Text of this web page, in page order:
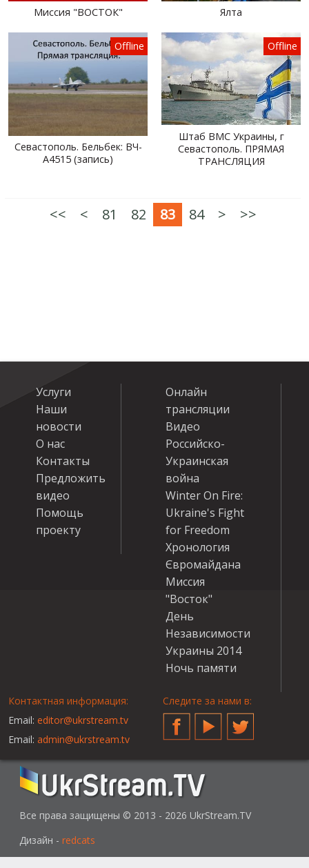
Миссия "ВОСТОК" Ялта
Offline
Севастополь. Бельбек: ВЧ-
А4515 (запись)
Offline
Штаб ВМС Украины, г
Севастополь. ПРЯМАЯ
ТРАНСЛЯЦИЯ
<< < 81 82 83 84 > >>
Услуги
Наши
новости
О нас
Контакты
Предложить
видео
Помощь
проекту
Онлайн
трансляции
Видео
Российско-
Украинская
война
Winter On Fire:
Ukraine's Fight
for Freedom
Хронология
Євромайдана
Миссия
"Восток"
День
Независимости
Украины 2014
Ночь памяти
Контактная информация:
Email: editor@ukrstream.tv
Email: admin@ukrstream.tv
Следите за нами в:
FacebookYouTubeTwitter
Все права защищены © 2013 - 2026 UkrStream.TV
Дизайн - redcats